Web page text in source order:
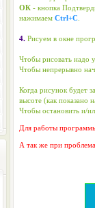
ОК - кнопка
нажимаем Ctrl+С
4. Рисуем в окне
Чтобы рисовать надо
Чтобы непрерывно
Когда рисунок будет
высоте (как показано
Чтобы остановить и/
Для работы
А так же при